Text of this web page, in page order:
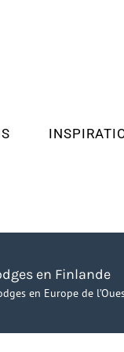
en Finlande
en Europe de